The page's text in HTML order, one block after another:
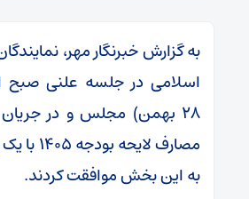
به گزارش خبرنگار مهر،
اسلامی در جلسه علنی صبح
۲۸ بهمن) مجلس و در
مصارف
به این بخش موافقت کردند.